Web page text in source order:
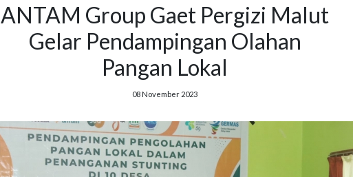
ANTAM Group Gaet Pergizi Malut
Gelar Pendampingan Olahan
Pangan Lokal
08 November 2023